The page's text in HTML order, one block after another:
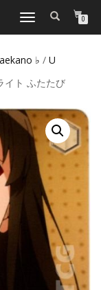
TOGGLE
0
♭ / U
イト ふたたび